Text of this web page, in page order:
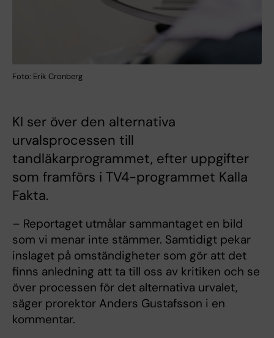
Foto: Erik Cronberg
KI ser över den alternativa
urvalsprocessen till
tandläkarprogrammet, efter uppgifter
som framförs i TV4-programmet Kalla
Fakta.
– Reportaget utmålar sammantaget en bild
som vi menar inte stämmer. Samtidigt pekar
inslaget på omständigheter som gör att det
finns anledning att ta till oss av kritiken och se
över processen för det alternativa urvalet,
säger prorektor Anders Gustafsson i en
kommentar.